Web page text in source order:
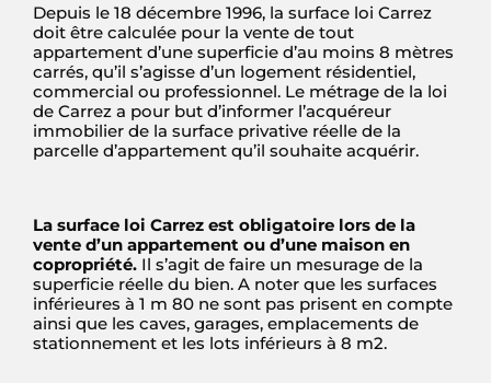
Depuis le 18 décembre 1996, la surface loi Carrez
doit être calculée pour la vente de tout
appartement d’une superficie d’au moins 8 mètres
carrés, qu’il s’agisse d’un logement résidentiel,
commercial ou professionnel. Le métrage de la loi
de Carrez a pour but d’informer l’acquéreur
immobilier de la surface privative réelle de la
parcelle d’appartement qu’il souhaite acquérir.
La surface loi Carrez est obligatoire lors de la
vente d’un appartement ou d’une maison en
copropriété. Il s’agit de faire un mesurage de la
superficie réelle du bien. A noter que les surfaces
inférieures à 1 m 80 ne sont pas prisent en compte
ainsi que les caves, garages, emplacements de
stationnement et les lots inférieurs à 8 m2.